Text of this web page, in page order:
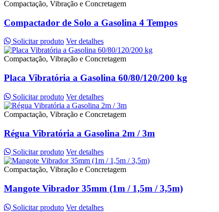
Compactação, Vibração e Concretagem
Compactador de Solo a Gasolina 4 Tempos
Solicitar produto Ver detalhes
Compactação, Vibração e Concretagem
Placa Vibratória a Gasolina 60/80/120/200 kg
Solicitar produto Ver detalhes
Compactação, Vibração e Concretagem
Régua Vibratória a Gasolina 2m / 3m
Solicitar produto Ver detalhes
Compactação, Vibração e Concretagem
Mangote Vibrador 35mm (1m / 1,5m / 3,5m)
Solicitar produto Ver detalhes